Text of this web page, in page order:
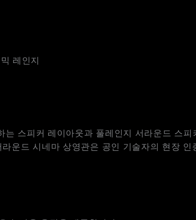
레인지
스피커 레이아웃과 풀레인지 서라운드 스피
운드 시네마 상영관은 공인 기술자의 현장 인